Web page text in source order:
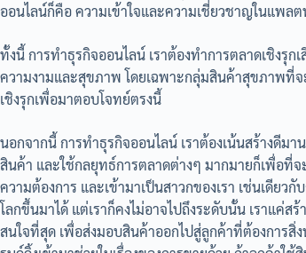
ออนไลน์ก็คือ ความเข้าใจและความเชี่ยวชาญในแพล
ทั้งนี้ การทำธุรกิจออนไลน์ เราต้องทำการตลาดเชิงรุ
ความงามและสุขภาพ โดยเฉพาะกลุ่มสินค้าสุขภาพที่
เชิงรุกเพื่อมาตอบโจทย์ตรงนี้
นอกจากนี้ การทำธุรกิจออนไลน์ เราต้องเน้นสร้างดีมา
สินค้า และใช้กลยุทธ์การตลาดต่างๆ มากมายก็เพื่อที่จ
ความต้องการ และเข้ามาเป็นสาวกของเรา เช่นเดีย
โลกขึ้นมาได้ แต่เราก็คงไม่อาจไปถึงระดับนั้น เราแค่ส
สนใจที่สุด เพื่อส่งมอบสินค้าออกไปสู่ลูกค้าที่ต้องการสิ่